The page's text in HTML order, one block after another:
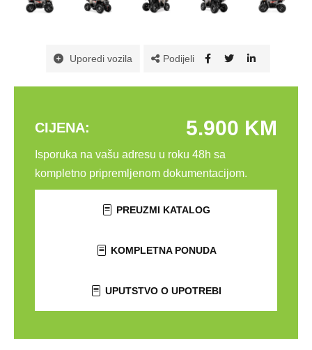
Uporedi vozila Podijeli
CIJENA: 5.900 KM
Isporuka na vašu adresu u roku 48h sa
kompletno pripremljenom dokumentacijom.
PREUZMI KATALOG
KOMPLETNA PONUDA
UPUTSTVO O UPOTREBI